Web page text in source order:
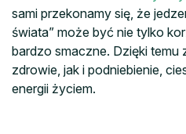
sami przekonamy się, że
świata” może być nie tylko
bardzo smaczne. Dzięki
zdrowie, jak i podniebienie,
energii życiem.